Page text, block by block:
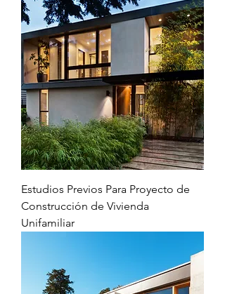
Estudios Previos Para Proyecto de
Construcción de Vivienda
Unifamiliar